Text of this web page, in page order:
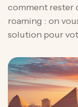
comment rester
roaming : on
solution pour